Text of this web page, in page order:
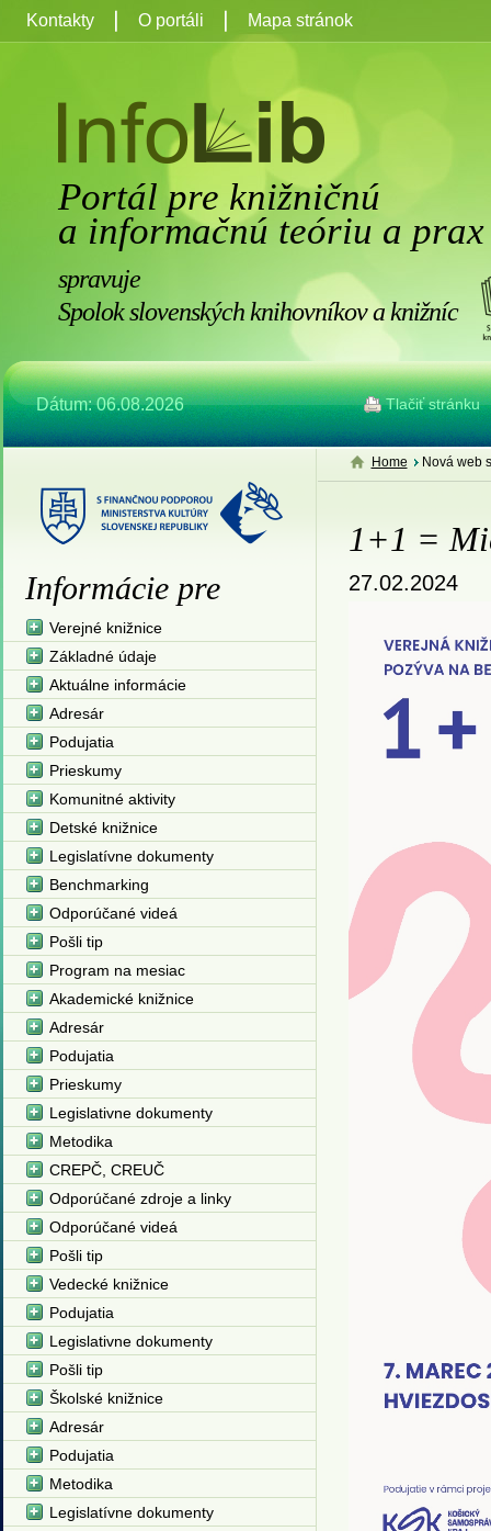
Portál pre knižničnú
a informačnú teóriu a prax
spravuje
Spolok slovenských knihovníkov a knižníc
Dátum: 06.08.2026 Tlačiť stránku
Kontakty O portáli Mapa stránok
Home Nová web
1+1 =
27.02.2024
Informácie pre
Verejné knižnice
Základné údaje
Aktuálne informácie
Adresár
Podujatia
Prieskumy
Komunitné aktivity
Detské knižnice
Legislatívne dokumenty
Benchmarking
Odporúčané videá
Pošli tip
Program na mesiac
Akademické knižnice
Adresár
Podujatia
Prieskumy
Legislativne dokumenty
Metodika
CREPČ, CREUČ
Odporúčané zdroje a linky
Odporúčané videá
Pošli tip
Vedecké knižnice
Podujatia
Legislativne dokumenty
Pošli tip
Školské knižnice
Adresár
Podujatia
Metodika
Legislatívne dokumenty